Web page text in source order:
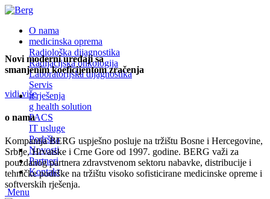
O nama
medicinska oprema
Radiološka dijagnostika
Radijacijska onkologija
Laboratorijska dijagnostika
Servis
it rješenja
g health solution
PACS
IT usluge
Podrška
Novosti
Partneri
Kontakt
Menu
Novi moderni uređaji sa
smanjenim koeficijentom zračenja
vidi više
o nama
Kompanija BERG uspješno posluje na tržištu Bosne i Hercegovine,
Srbije, Hrvatske i Crne Gore od 1997. godine. BERG važi za
pouzdanog partnera zdravstvenom sektoru nabavke, distribucije i
tehničke podrške na tržištu visoko sofisticirane medicinske opreme i
softverskih rješenja.